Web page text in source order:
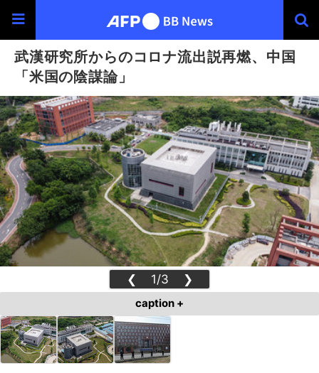
武漢研究所からのコロナ流出説再燃、中国
「米国の陰謀論」
❮ 1/3 ❯
caption +